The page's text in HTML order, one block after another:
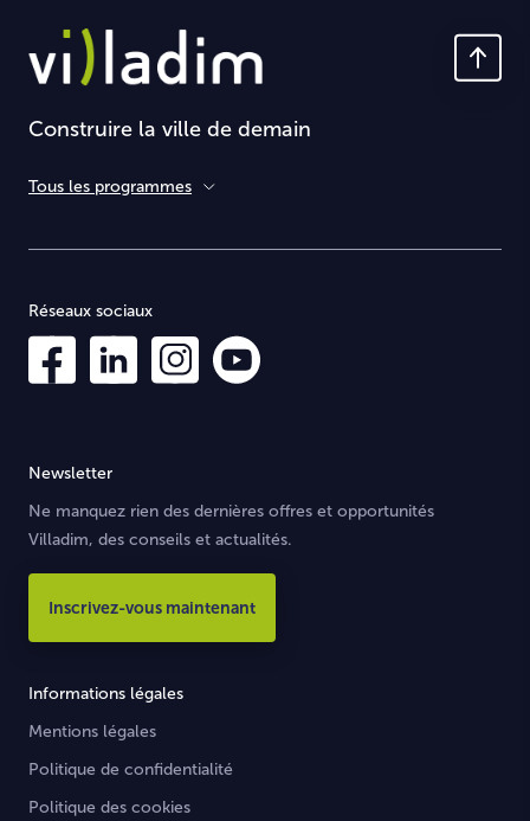
Construire la ville de demain
Tous les programmes
Informations légales
Mentions légales
Politique de confidentialité
Politique des cookies
Réseaux sociaux
Newsletter
Ne manquez rien des dernières offres et opportunités
Villadim, des conseils et actualités.
Inscrivez-vous maintenant